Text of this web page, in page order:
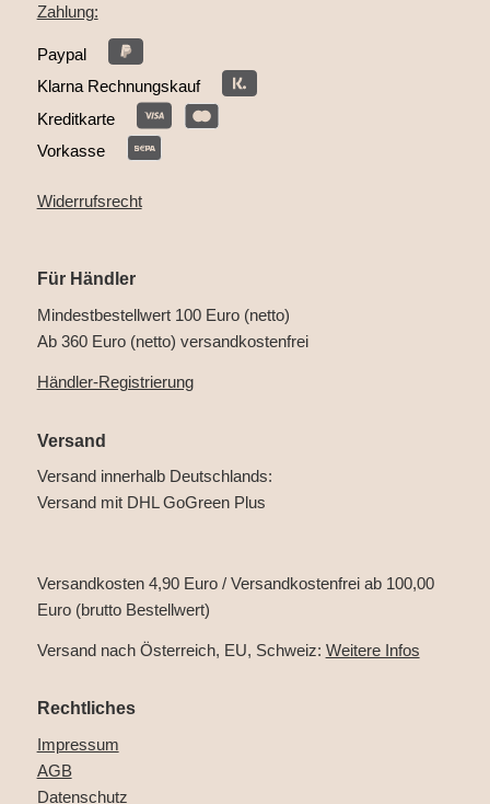
Zahlung:
Paypal
Klarna Rechnungskauf
Kreditkarte
Vorkasse
Widerrufsrecht
Für Händler
Mindestbestellwert 100 Euro (netto)
Ab 360 Euro (netto) versandkostenfrei
Händler-Registrierung
Versand
Versand innerhalb Deutschlands:
Versand mit DHL GoGreen Plus
Versandkosten 4,90 Euro / Versandkostenfrei ab 100,00
Euro (brutto Bestellwert)
Versand nach Österreich, EU, Schweiz: Weitere Infos
Rechtliches
Impressum
AGB
Datenschutz